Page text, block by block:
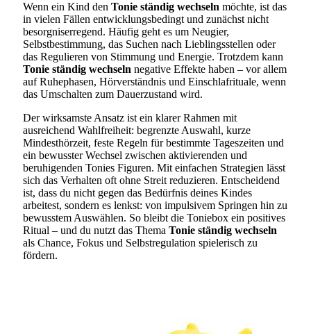
Wenn ein Kind den Tonie ständig wechseln möchte, ist das
in vielen Fällen entwicklungsbedingt und zunächst nicht
besorgniserregend. Häufig geht es um Neugier,
Selbstbestimmung, das Suchen nach Lieblingsstellen oder
das Regulieren von Stimmung und Energie. Trotzdem kann
Tonie ständig wechseln negative Effekte haben – vor allem
auf Ruhephasen, Hörverständnis und Einschlafrituale, wenn
das Umschalten zum Dauerzustand wird.
Der wirksamste Ansatz ist ein klarer Rahmen mit
ausreichend Wahlfreiheit: begrenzte Auswahl, kurze
Mindesthörzeit, feste Regeln für bestimmte Tageszeiten und
ein bewusster Wechsel zwischen aktivierenden und
beruhigenden Tonies Figuren. Mit einfachen Strategien lässt
sich das Verhalten oft ohne Streit reduzieren. Entscheidend
ist, dass du nicht gegen das Bedürfnis deines Kindes
arbeitest, sondern es lenkst: von impulsivem Springen hin zu
bewusstem Auswählen. So bleibt die Toniebox ein positives
Ritual – und du nutzt das Thema Tonie ständig wechseln
als Chance, Fokus und Selbstregulation spielerisch zu
fördern.